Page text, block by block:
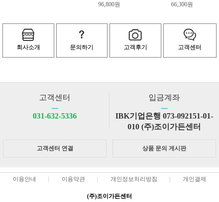
96,800원
66,300원
회사소개 문의하기 고객후기 고객센터
고객센터
ㅡ
031-632-5336
입금계좌
ㅡ
IBK기업은행 073-092151-01-
010 (주)조이가든센터
고객센터 연결 상품 문의 게시판
이용안내 이용약관 개인정보처리방침 개인결제
(주)조이가든센터